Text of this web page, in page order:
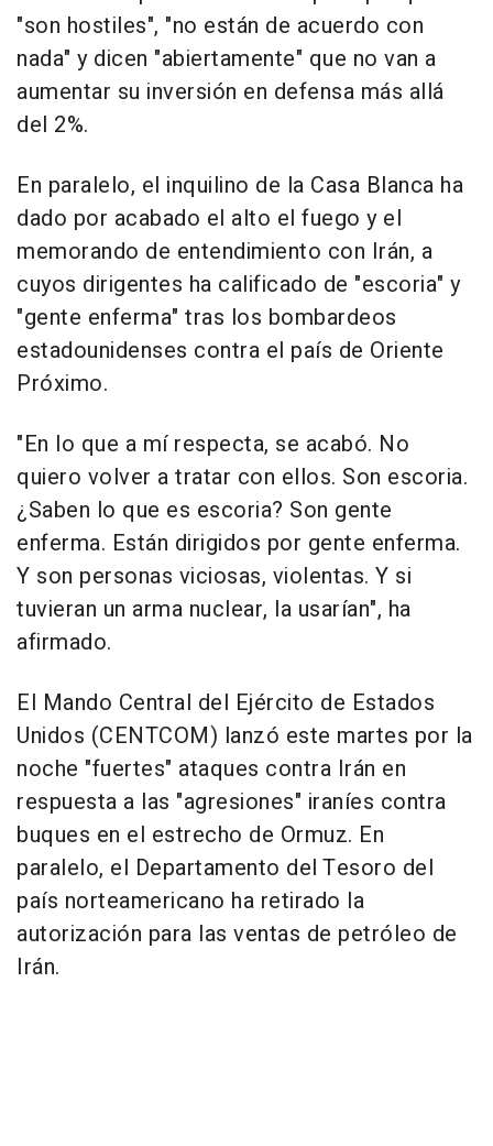
"son hostiles", "no están de acuerdo con
nada" y dicen "abiertamente" que no van a
aumentar su inversión en defensa más allá
del 2%.
En paralelo, el inquilino de la Casa Blanca ha
dado por acabado el alto el fuego y el
memorando de entendimiento con Irán, a
cuyos dirigentes ha calificado de "escoria" y
"gente enferma" tras los bombardeos
estadounidenses contra el país de Oriente
Próximo.
"En lo que a mí respecta, se acabó. No
quiero volver a tratar con ellos. Son escoria.
¿Saben lo que es escoria? Son gente
enferma. Están dirigidos por gente enferma.
Y son personas viciosas, violentas. Y si
tuvieran un arma nuclear, la usarían", ha
afirmado.
El Mando Central del Ejército de Estados
Unidos (CENTCOM) lanzó este martes por la
noche "fuertes" ataques contra Irán en
respuesta a las "agresiones" iraníes contra
buques en el estrecho de Ormuz. En
paralelo, el Departamento del Tesoro del
país norteamericano ha retirado la
autorización para las ventas de petróleo de
Irán.